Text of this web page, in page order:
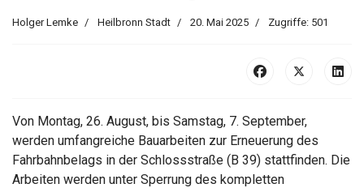
Holger Lemke Heilbronn Stadt 20. Mai 2025 Zugriffe: 501
Von Montag, 26. August, bis Samstag, 7. September,
werden umfangreiche Bauarbeiten zur Erneuerung des
Fahrbahnbelags in der Schlossstraße (B 39) stattfinden. Die
Arbeiten werden unter Sperrung des kompletten